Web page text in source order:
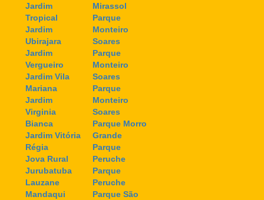
Jardim
Tropical
Jardim
Ubirajara
Jardim
Vergueiro
Jardim Vila
Mariana
Jardim
Virginia
Bianca
Jardim Vitória
Régia
Jova Rural
Jurubatuba
Lauzane
Mandaqui
Mirassol
Parque
Monteiro
Soares
Parque
Monteiro
Soares
Parque
Monteiro
Soares
Parque Morro
Grande
Parque
Peruche
Parque
Peruche
Parque São